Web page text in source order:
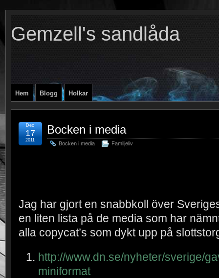
Gemzell's sandlåda
Hem Blogg Holkar
Bocken i media
Bocken i media Familjeliv
Dec
17
2011
Jag har gjort en snabbkoll över
en liten lista på de media som har
alla copycat’s som dykt upp på
http://www.dn.se/nyheter/sverige/
miniformat